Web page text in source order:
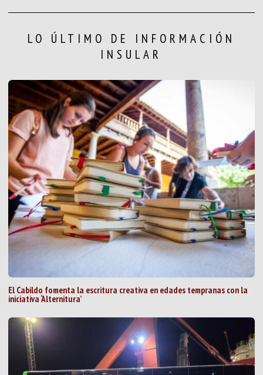
LO ÚLTIMO DE INFORMACIÓN
INSULAR
El Cabildo fomenta la escritura creativa en edades tempranas con la
iniciativa ‘Alternitura’